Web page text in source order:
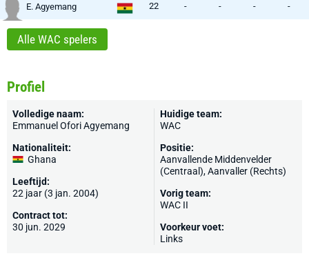
E. Agyemang 22 - - - -
Alle WAC spelers
Profiel
Volledige naam:
Emmanuel Ofori Agyemang
Nationaliteit:
Ghana
Leeftijd:
22 jaar (3 jan. 2004)
Contract tot:
30 jun. 2029
Huidige team:
WAC
Positie:
Aanvallende Middenvelder
(Centraal), Aanvaller (Rechts)
Vorig team:
WAC II
Voorkeur voet:
Links